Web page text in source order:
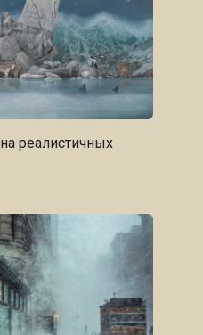
реалистичных